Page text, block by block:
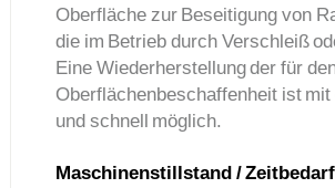
Oberfläche zur Beseitigung von
die im Betrieb durch Verschleiß
Eine Wiederherstellung der für
Oberflächenbeschaffenheit ist
und schnell möglich.
Maschinenstillstand /